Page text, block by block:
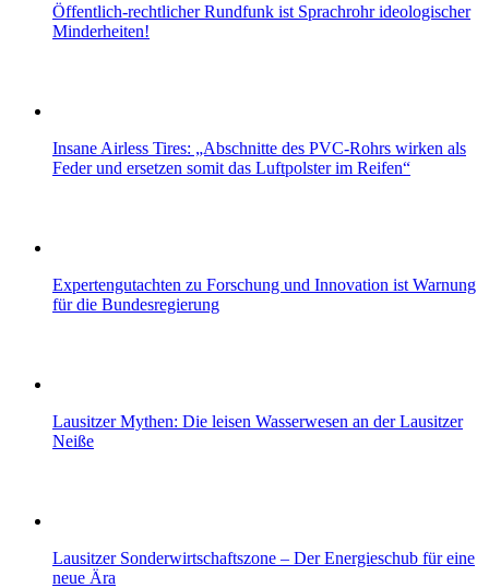
Öffentlich-rechtlicher Rundfunk ist Sprachrohr ideologischer
Minderheiten!
Insane Airless Tires: „Abschnitte des PVC-Rohrs wirken als
Feder und ersetzen somit das Luftpolster im Reifen“
Expertengutachten zu Forschung und Innovation ist Warnung
für die Bundesregierung
Lausitzer Mythen: Die leisen Wasserwesen an der Lausitzer
Neiße
Lausitzer Sonderwirtschaftszone – Der Energieschub für eine
neue Ära